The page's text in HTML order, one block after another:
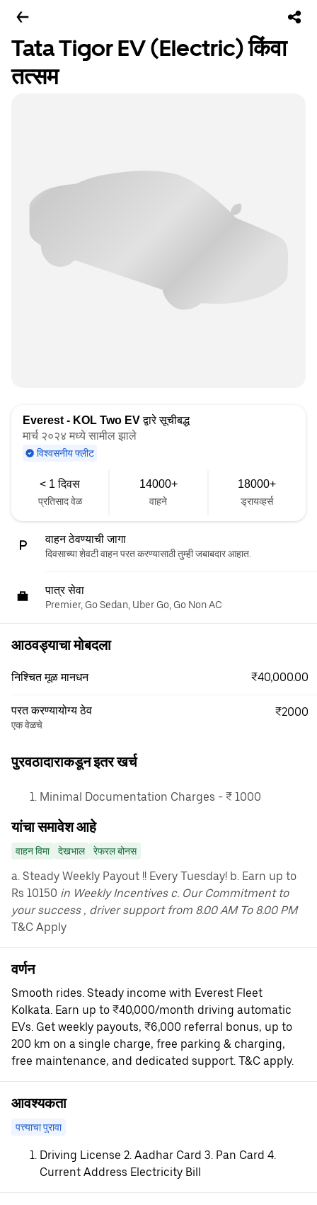
Tata Tigor EV (Electric) किंवा
तत्सम
Everest - KOL Two EVद्वारे सूचीबद्ध
मार्च २०२४ मध्ये सामील झाले
विश्वसनीय फ्लीट
< 1 दिवस
प्रतिसाद वेळ
14000+
वाहने
18000+
ड्रायव्हर्स
वाहन ठेवण्याची जागा
दिवसाच्या शेवटी वाहन परत करण्यासाठी तुम्ही जबाबदार आहात.
पात्र सेवा
Premier, Go Sedan, Uber Go, Go Non AC
आठवड्याचा मोबदला
निश्चित मूळ मानधन ₹40,000.00
परत करण्यायोग्य ठेव
एक वेळचे
₹2000
पुरवठादाराकडून इतर खर्च
Minimal Documentation Charges - ₹ 1000
यांचा समावेश आहे
वाहन विमा देखभाल रेफरल बोनस
a. Steady Weekly Payout !! Every Tuesday! b. Earn up to
Rs 10150 in Weekly Incentives c. Our Commitment to
your success , driver support from 8.00 AM To 8.00 PM
T&C Apply
वर्णन
Smooth rides. Steady income with Everest Fleet
Kolkata. Earn up to ₹40,000/month driving automatic
EVs. Get weekly payouts, ₹6,000 referral bonus, up to
200 km on a single charge, free parking & charging,
free maintenance, and dedicated support. T&C apply.
आवश्यकता
पत्त्याचा पुरावा
Driving License 2. Aadhar Card 3. Pan Card 4.
Current Address Electricity Bill